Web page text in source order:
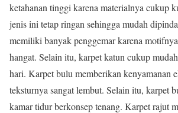
ketahanan tinggi karena materialnya cukup
jenis ini tetap ringan sehingga mudah
memiliki banyak penggemar karena
hangat. Selain itu, karpet katun cukup
hari. Karpet bulu memberikan kenyamanan
teksturnya sangat lembut. Selain itu, karpet
kamar tidur berkonsep tenang. Karpet rajut